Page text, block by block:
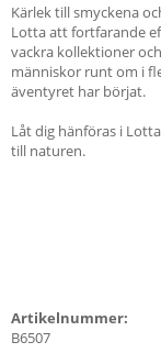
Kärlek till smyckena
Lotta att fortfarande
vackra kollektioner
människor runt om i
äventyret har börjat.
Låt dig hänföras i
till naturen.
Artikelnummer:
B6507